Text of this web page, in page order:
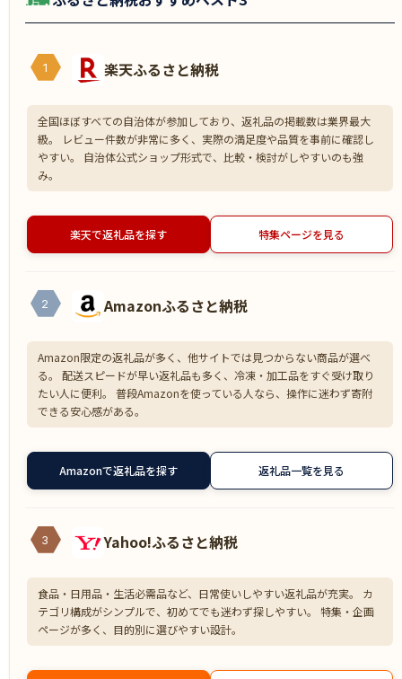
1 楽天ふるさと納税
全国ほぼすべての自治体が参加しており、返礼品の掲載数は業界最大
級。 レビュー件数が非常に多く、実際の満足度や品質を事前に確認し
やすい。 自治体公式ショップ形式で、比較・検討がしやすいのも強
み。
楽天で返礼品を探す 特集ページを見る
2 Amazonふるさと納税
Amazon限定の返礼品が多く、他サイトでは見つからない商品が選べ
る。 配送スピードが早い返礼品も多く、冷凍・加工品をすぐ受け取り
たい人に便利。 普段Amazonを使っている人なら、操作に迷わず寄附
できる安心感がある。
Amazonで返礼品を探す 返礼品一覧を見る
3 Yahoo!ふるさと納税
食品・日用品・生活必需品など、日常使いしやすい返礼品が充実。 カ
テゴリ構成がシンプルで、初めてでも迷わず探しやすい。 特集・企画
ページが多く、目的別に選びやすい設計。